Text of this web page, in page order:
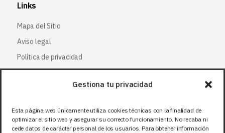
Gestiona tu privacidad
Esta página web únicamente utiliza cookies técnicas con la finalidad de
optimizar el sitio web y asegurar su correcto funcionamiento. No recaba ni
cede datos de carácter personal de los usuarios. Para obtener información
Links
Mapa del Sitio
Aviso legal
Política de privacidad
Política de cookies
Síguenos
Facebook